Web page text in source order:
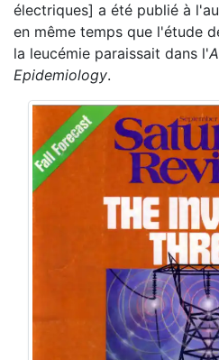
électriques] a été publié à
en même temps que l'étude
la leucémie paraissait dans l'
Epidemiology.